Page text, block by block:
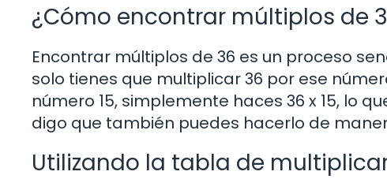
¿Cómo encontrar múltiplos de
Encontrar múltiplos de 36 es un proceso
solo tienes que multiplicar 36 por ese
número 15, simplemente haces 36 x 15, lo
digo que también puedes hacerlo de
Utilizando la tabla de